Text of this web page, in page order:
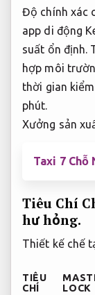
Độ chính xác
app di động
suất ổn định.
hợp môi
thời gian
phút.
Xưởng sản
Taxi 7 Chỗ
Tiêu Chí
hư hỏng.
Thiết kế chế
TIÊU
CHÍ
LOCK